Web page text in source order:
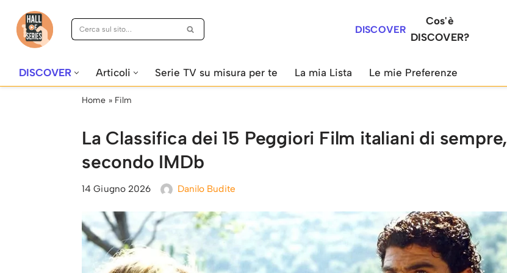
Vai
DISCOVER
Cos'è
DISCOVER?
DISCOVER Articoli Serie TV su misura per te La mia Lista Le mie Preferenze
Home » Film
La Classifica dei 15 Peggiori Film italiani di sempre,
secondo IMDb
14 Giugno 2026 Danilo Budite